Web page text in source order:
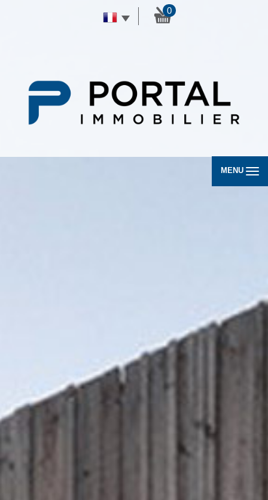
0
MENU